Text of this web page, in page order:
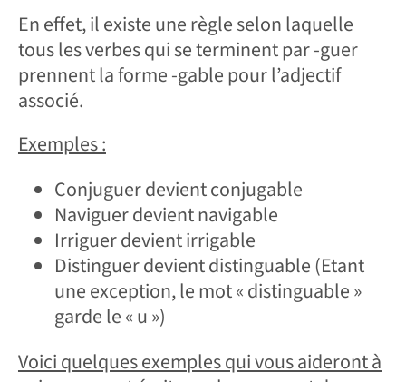
En effet, il existe une règle selon laquelle
tous les verbes qui se terminent par -guer
prennent la forme -gable pour l’adjectif
associé.
Exemples :
Conjuguer devient conjugable
Naviguer devient navigable
Irriguer devient irrigable
Distinguer devient distinguable (Etant
une exception, le mot « distinguable »
garde le « u »)
Voici quelques exemples qui vous aideront à